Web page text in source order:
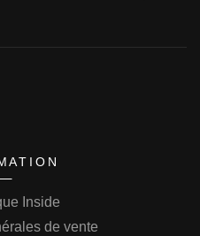
Inside
de vente